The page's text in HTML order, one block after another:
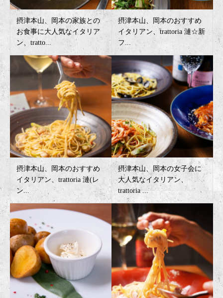
摂津本山、岡本の家族との
お食事に大人気なイタリア
ン、tratto...
摂津本山、岡本のおすすめ
イタリアン、trattoria 漣☆新
フ...
摂津本山、岡本のおすすめ
イタリアン、trattoria 漣(レ
ン...
摂津本山、岡本の女子会に
大人気なイタリアン、
trattoria ...